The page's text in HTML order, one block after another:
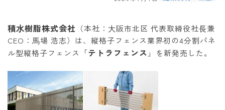
積⽔樹脂株式会社 （本社：⼤阪市北区 代表取締役社⻑兼
CEO：⾺場 浩志）は、縦格子フェンス業界初の4分割パネ
ル型縦格子フェンス「テトラフェンス 」を新発売した。